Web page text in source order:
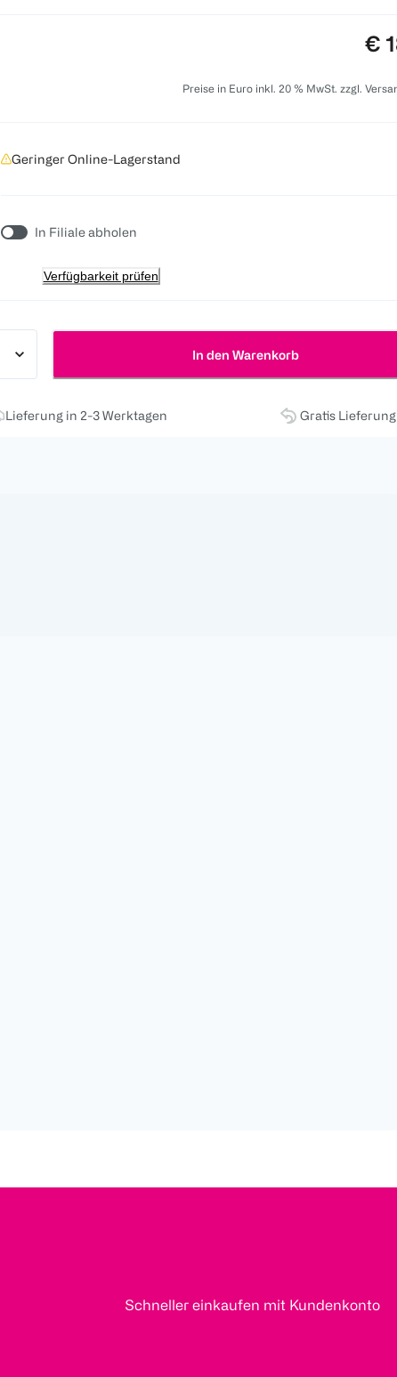
€
Preise in Euro inkl. 20 % MwSt. zzgl.
Geringer Online-Lagerstand
In Filiale abholen
Verfügbarkeit prüfen
In den Warenkorb
Lieferung in 2-3 Werktagen Gratis
Schneller einkaufen mit Kundenkonto